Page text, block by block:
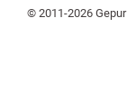
© 2011-2026 Gepur